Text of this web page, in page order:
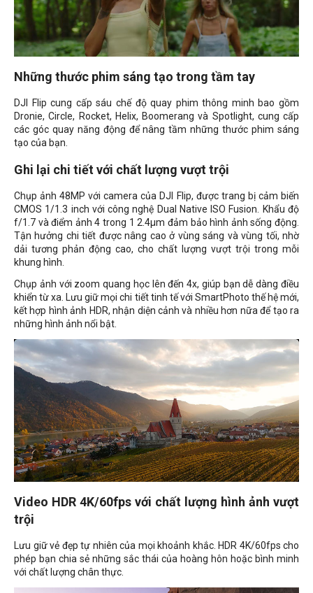
Những thước phim sáng tạo trong tầm tay
DJI Flip cung cấp sáu chế độ quay phim thông minh bao gồm
Dronie, Circle, Rocket, Helix, Boomerang và Spotlight, cung cấp
các góc quay năng động để nâng tầm những thước phim sáng
tạo của bạn.
Ghi lại chi tiết với chất lượng vượt trội
Chụp ảnh 48MP với camera của DJI Flip, được trang bị cảm biến
CMOS 1/1.3 inch với công nghệ Dual Native ISO Fusion. Khẩu độ
f/1.7 và điểm ảnh 4 trong 1 2.4μm đảm bảo hình ảnh sống động.
Tận hưởng chi tiết được nâng cao ở vùng sáng và vùng tối, nhờ
dải tương phản động cao, cho chất lượng vượt trội trong mỗi
khung hình.
Chụp ảnh với zoom quang học lên đến 4x, giúp bạn dễ dàng điều
khiển từ xa. Lưu giữ mọi chi tiết tinh tế với SmartPhoto thế hệ mới,
kết hợp hình ảnh HDR, nhận diện cảnh và nhiều hơn nữa để tạo ra
những hình ảnh nổi bật.
Video HDR 4K/60fps với chất lượng hình ảnh vượt
trội
Lưu giữ vẻ đẹp tự nhiên của mọi khoảnh khắc. HDR 4K/60fps cho
phép bạn chia sẻ những sắc thái của hoàng hôn hoặc bình minh
với chất lượng chân thực.